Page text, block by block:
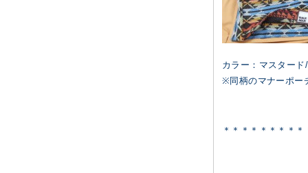
カラー：マスター
※同柄のマナーポー
＊＊＊＊＊＊＊＊＊